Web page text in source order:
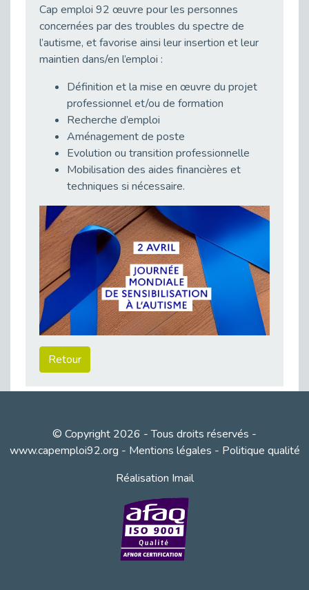
Publié le 11/04/2026
Recrutement des seniors : Un levier de transformation pour les ETI franciliennes
Publié le 11/04/2026
Publié le 07/04/2026
Publié le 03/04/2026
Publié le 01/04/2026
Publié le 31/03/2026
CDD de reconversion : un nouveau contrat pour sécuriser le changement de métier.
Publié le 30/03/2026
Publié le 30/03/2026
Sport2Job Clichy : une édition altoséquanaise avec Cap Emploi 92.
Publié le 30/03/2026
Déclarer son handicap à son employeur : un levier professionnel ?
Publié le 23/03/2026
Cap emploi 92 œuvre pour les personnes
concernées par des troubles du spectre de
l’autisme, et favorise ainsi leur insertion et leur
maintien dans/en l’emploi :
Définition et la mise en œuvre du projet
professionnel et/ou de formation
Recherche d’emploi
Aménagement de poste
Evolution ou transition professionnelle
Mobilisation des aides financières et
techniques si nécessaire.
Retour
© Copyright 2026 - Tous droits réservés -
www.capemploi92.org - Mentions légales - Politique qualité
Réalisation Imail